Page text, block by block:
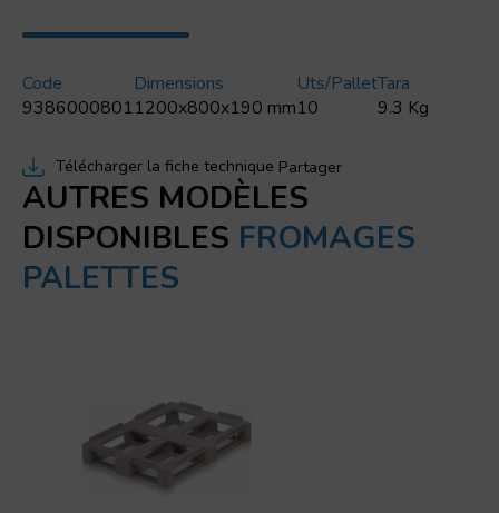
Code
9386000801
Dimensions
1200x800x190 mm
Uts/pallet
10
Tara
9.3 Kg
Télécharger la fiche technique Partager
AUTRES MODÈLES
DISPONIBLES FROMAGES
PALETTES